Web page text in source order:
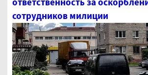
сотрудников милиции